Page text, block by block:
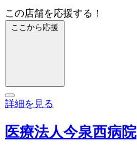
この店舗を応援する！
ここから応援
詳細を見る
医療法人今泉西病院